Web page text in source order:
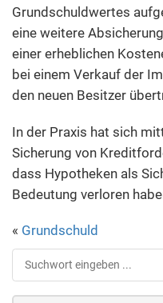
Grundschuldwertes
eine weitere
einer erheblichen
bei einem Verkauf der
den neuen Besitzer
In der Praxis hat sich
Sicherung von
dass Hypotheken als
Bedeutung verloren
« Grundschuld